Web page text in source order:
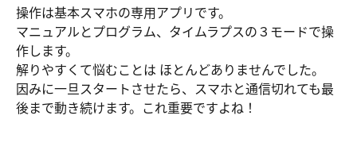
操作は基本スマホの専用アプリです。
マニュアルとプログラム、タイムラプスの３モードで操
作します。
解りやすくて悩むことは ほとんどありませんでした。
因みに一旦スタートさせたら、スマホと通信切れても最
後まで動き続けます。これ重要ですよね！